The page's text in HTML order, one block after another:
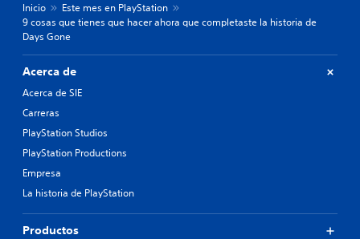
Inicio
Este mes en PlayStation
9 cosas que tienes que hacer ahora que completaste la historia de
Days Gone
Acerca de
Acerca de SIE
Carreras
PlayStation Studios
PlayStation Productions
Empresa
La historia de PlayStation
Productos